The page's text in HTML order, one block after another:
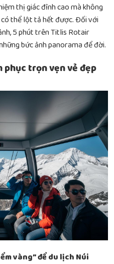
thị giác đỉnh cao mà không
thể lột tả hết được. Đối với
5 phút trên Titlis Rotair
bức ảnh panorama để đời.
phục trọn vẹn vẻ đẹp
vàng” để du lịch Núi